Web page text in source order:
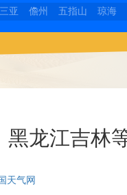
三亚 儋州 五指山 琼海
黑龙江吉林
天气网